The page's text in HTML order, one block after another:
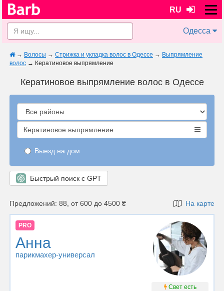
RU
Одесса
→ Волосы → Стрижка и укладка волос в Одессе → Выпрямление
волос → Кератиновое выпрямление
Кератиновое выпрямление волос в Одессе
Кератиновое выпрямление
Выезд на дом
Быстрый поиск с GPT
Предложений: 88, от 600 до 4500 ₴ На карте
PRO
Анна
парикмахер-универсал
Свет есть